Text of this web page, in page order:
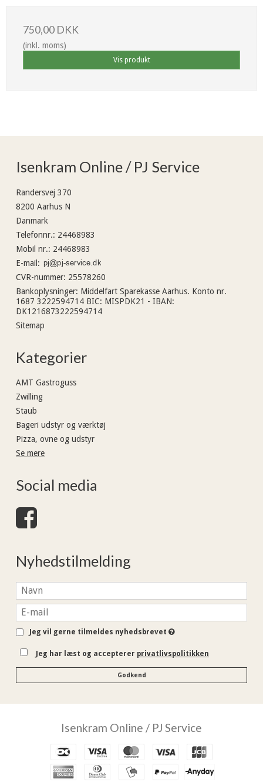
750,00 DKK
(inkl. moms)
Vis produkt
Isenkram Online / PJ Service
Randersvej 370
8200 Aarhus N
Danmark
Telefonnr.: 24468983
Mobil nr.: 24468983
E-mail:
CVR-nummer: 25578260
Bankoplysninger: Middelfart Sparekasse Aarhus. Konto nr.
1687 3222594714 BIC: MISPDK21 - IBAN:
DK1216873222594714
Sitemap
Kategorier
AMT Gastroguss
Zwilling
Staub
Bageri udstyr og værktøj
Pizza, ovne og udstyr
Se mere
Social media
Nyhedstilmelding
Jeg vil gerne tilmeldes nyhedsbrevet
Jeg har læst og accepterer privatlivspolitikken
Godkend
Isenkram Online / PJ Service